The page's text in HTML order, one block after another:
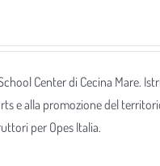
Center di Cecina Mare.
e alla promozione del
per Opes Italia.